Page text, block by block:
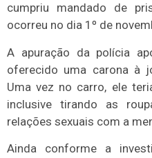
cumpriu mandado de
ocorreu no dia 1º de
A apuração da polícia
oferecido uma carona à
Uma vez no carro, ele
inclusive tirando as
relações sexuais com a
Ainda conforme a